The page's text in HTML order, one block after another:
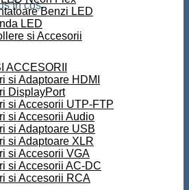
în coș.
Benzi LED
LED
si Accesorii
ACCESORII
si Adaptoare HDMI
DisplayPort
si Accesorii UTP-FTP
si Accesorii Audio
si Adaptoare USB
si Adaptoare XLR
si Accesorii VGA
si Accesorii AC-DC
si Accesorii RCA